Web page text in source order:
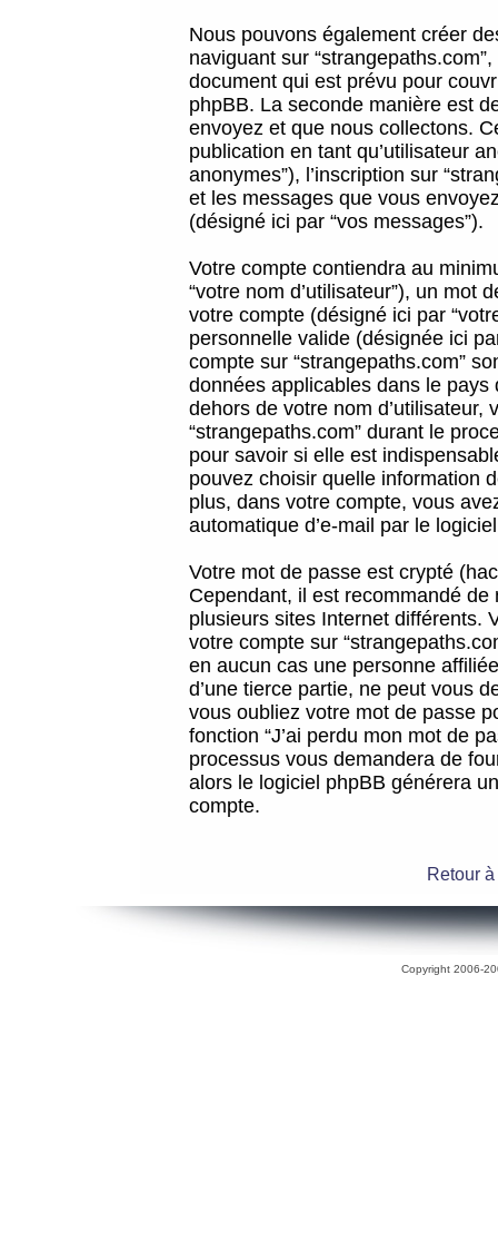
Nous pouvons également créer
naviguant sur
document qui est prévu pour
phpBB. La seconde manière est
envoyez et que nous collectons.
publication en tant qu’utilisateur
anonymes”), l’inscription sur
et les messages que vous
(désigné ici par “vos messages”).
Votre compte contiendra au
“votre nom d’utilisateur”), un mot
votre compte (désigné ici par
personnelle valide (désignée ici
compte sur “strangepaths.com”
données applicables dans le
dehors de votre nom
“strangepaths.com” durant le
pour savoir si elle est
pouvez choisir quelle information
plus, dans votre compte, vous
automatique d’e-mail par le
Votre mot de passe est crypté
Cependant, il est recommandé
plusieurs sites Internet différents.
votre compte sur
en aucun cas une personne
d’une tierce partie, ne peut vous
vous oubliez votre mot de passe
fonction “J’ai perdu mon mot de
processus vous demandera de
alors le logiciel phpBB générera
compte.
Retour
Copyright 2006-